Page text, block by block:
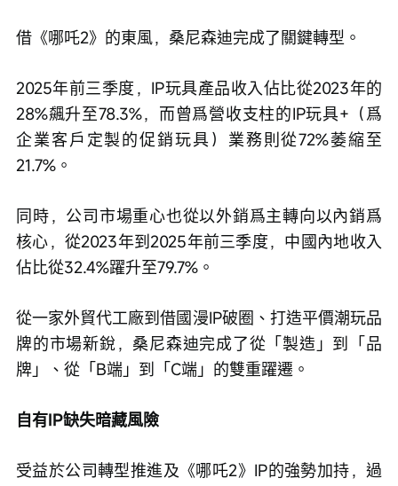
借《哪吒2》的東風，桑尼森迪完成了關鍵轉型。
2025年前三季度，IP玩具產品收入佔比從2023年的
28%飆升至78.3%，而曾爲營收支柱的IP玩具+（爲
企業客戶定製的促銷玩具）業務則從72%萎縮至
21.7%。
同時，公司市場重心也從以外銷爲主轉向以內銷爲
核心，從2023年到2025年前三季度，中國內地收入
佔比從32.4%躍升至79.7%。
從一家外貿代工廠到借國漫IP破圈、打造平價潮玩品
牌的市場新銳，桑尼森迪完成了從「製造」到「品
牌」、從「B端」到「C端」的雙重躍遷。
自有IP缺失暗藏風險
受益於公司轉型推進及《哪吒2》IP的強勢加持，過